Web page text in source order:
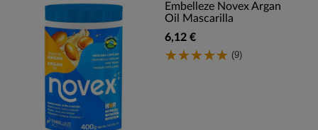
Embelleze Novex Argan
Oil Mascarilla
6,12 €
(9)